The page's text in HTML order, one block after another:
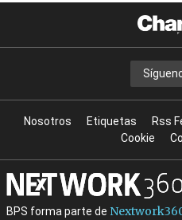
Nosotros Etiquetas Rss
Cookie
BPS forma parte de